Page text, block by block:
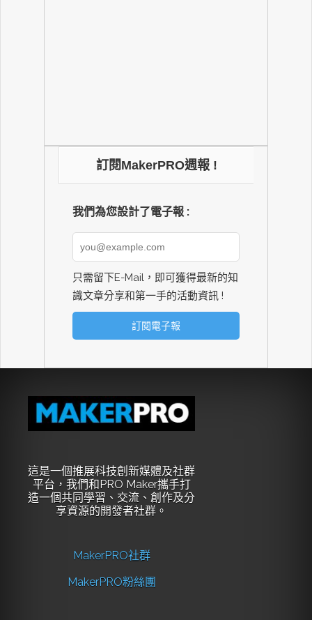
訂閱MakerPRO週報 !
我們為您設計了電子報 :
只需留下E-Mail，即可獲得最新的知
識文章分享和第一手的活動資訊 !
這是一個推展科技創新媒體及社群
平台，我們和PRO Maker攜手打
造一個共同學習、交流、創作及分
享資源的開發者社群。
MakerPRO社群
MakerPRO粉絲團